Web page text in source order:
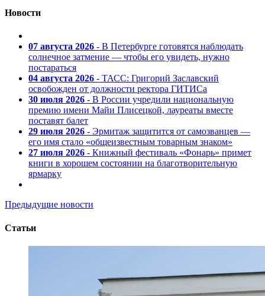
Новости
07 августа 2026 - В Петербурге готовятся наблюдать
солнечное затмение — чтобы его увидеть, нужно
постараться
04 августа 2026 - ТАСС: Григорий Заславский
освобожден от должности ректора ГИТИСа
30 июля 2026 - В России учредили национальную
премию имени Майи Плисецкой, лауреаты вместе
поставят балет
29 июля 2026 - Эрмитаж защитится от самозванцев —
его имя стало «общеизвестным товарным знаком»
27 июля 2026 - Книжный фестиваль «Фонарь» примет
книги в хорошем состоянии на благотворительную
ярмарку
Предыдущие новости
Статьи